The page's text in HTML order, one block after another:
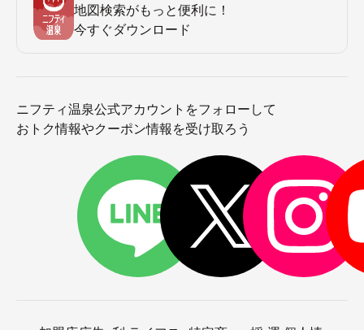
地図検索がもっと便利に！
今すぐダウンロード
ニフティ温泉公式アカウントをフォローして
おトク情報やクーポン情報を受け取ろう